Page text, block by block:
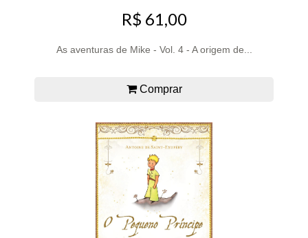
R$ 61,00
As aventuras de Mike - Vol. 4 - A origem de...
Comprar